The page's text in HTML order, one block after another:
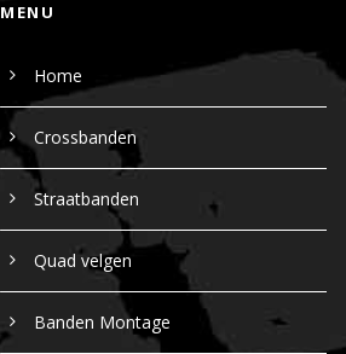
MENU
Home
Crossbanden
Straatbanden
Quad velgen
Banden Montage